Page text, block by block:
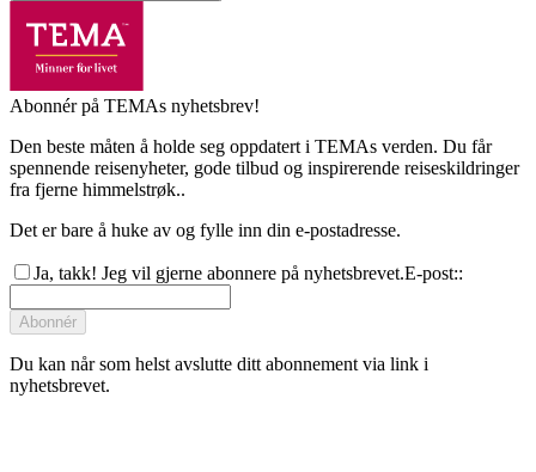
Abonnér på TEMAs nyhetsbrev!
Den beste måten å holde seg oppdatert i TEMAs verden. Du får
spennende reisenyheter, gode tilbud og inspirerende reiseskildringer
fra fjerne himmelstrøk..
Det er bare å huke av og fylle inn din e-postadresse.
Ja, takk! Jeg vil gjerne abonnere på nyhetsbrevet.E-post::
Abonnér
Du kan når som helst avslutte ditt abonnement via link i
nyhetsbrevet.